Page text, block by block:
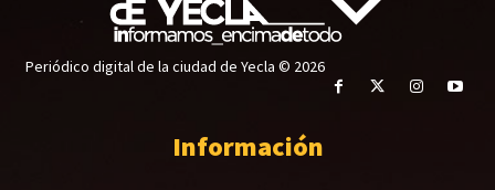
Periódico digital de la ciudad de Yecla © 2026
Información